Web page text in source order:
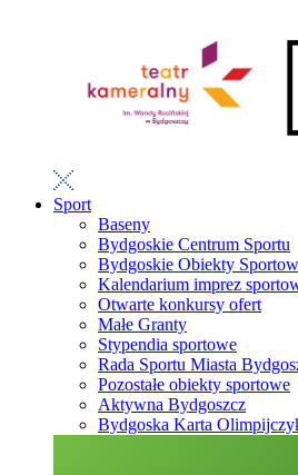
Sport
Baseny
Bydgoskie Centrum Sportu
Bydgoskie Obiekty
Kalendarium imprez
Otwarte konkursy ofert
Małe Granty
Stypendia sportowe
Rada Sportu Miasta
Pozostałe obiekty sportowe
Aktywna Bydgoszcz
Bydgoska Karta